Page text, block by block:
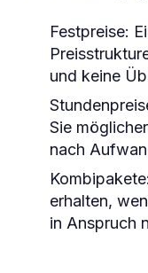
Festpreise:
und keine
Sie
nach
Kombipakete:
erhalten,
in Anspruch